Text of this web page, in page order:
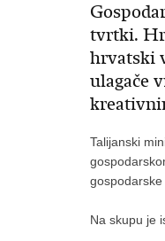
tvrtki.
hrvatski
ulagače
Talijanski
gospodarske
Na skupu je